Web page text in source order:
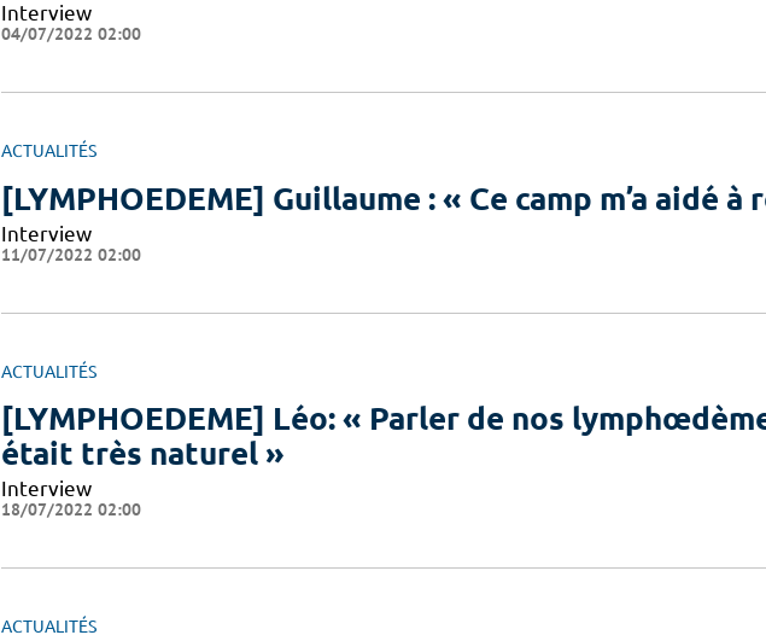
Interview
04/07/2022 02:00
ACTUALITÉS
[LYMPHOEDEME] Guillaume : « Ce camp m’a aidé
Interview
11/07/2022 02:00
ACTUALITÉS
[LYMPHOEDEME] Léo: « Parler de nos
était très naturel »
Interview
18/07/2022 02:00
ACTUALITÉS